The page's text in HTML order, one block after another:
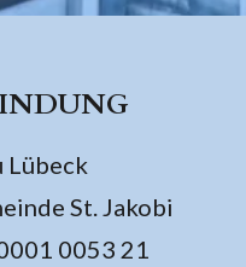
Lübeck
St. Jakobi
0053 21